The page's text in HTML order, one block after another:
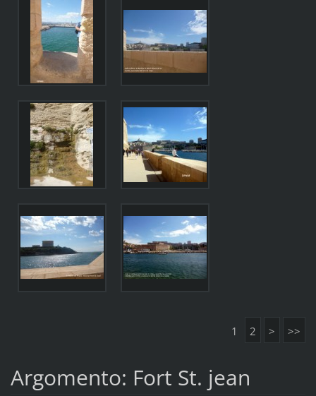
1 2 > >>
Argomento: Fort St. jean